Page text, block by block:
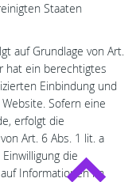
Staaten
auf Grundlage von Art.
hat ein berechtigtes
Einbindung und
Sofern eine
erfolgt die
Art. 6 Abs. 1 lit. a
die
Informationen im